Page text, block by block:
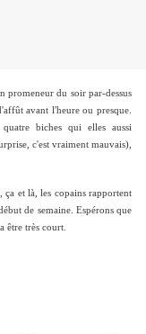
promeneur du soir par-dessus
avant l'heure ou presque.
biches qui elles aussi
c'est vraiment mauvais),
ça et là, les copains rapportent
de semaine. Espérons que
être très court.